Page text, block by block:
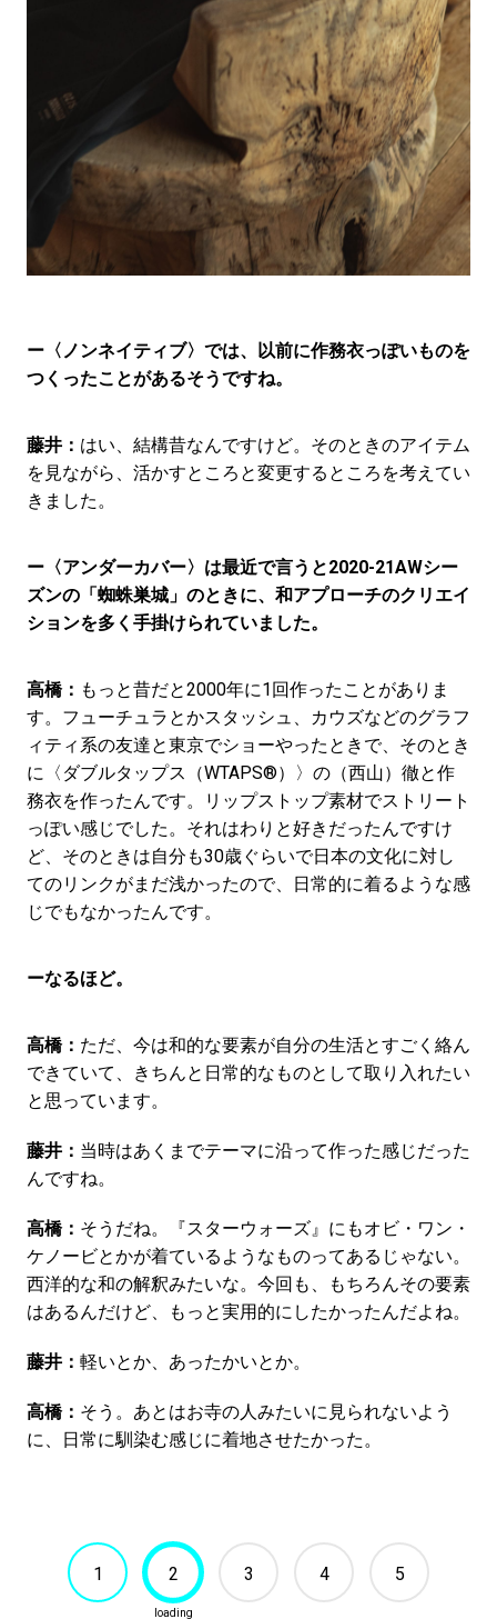
ー〈ノンネイティブ〉では、以前に作務衣っぽいものを
つくったことがあるそうですね。
藤井： はい、結構昔なんですけど。そのときのアイテム
を見ながら、活かすところと変更するところを考えてい
きました。
ー〈アンダーカバー〉は最近で言うと2020-21AWシー
ズンの「蜘蛛巣城」のときに、和アプローチのクリエイ
ションを多く手掛けられていました。
高橋： もっと昔だと2000年に1回作ったことがありま
す。フューチュラとかスタッシュ、カウズなどのグラフ
ィティ系の友達と東京でショーやったときで、そのとき
に〈ダブルタップス（WTAPS®）〉の（西山）徹と作
務衣を作ったんです。リップストップ素材でストリート
っぽい感じでした。それはわりと好きだったんですけ
ど、そのときは自分も30歳ぐらいで日本の文化に対し
てのリンクがまだ浅かったので、日常的に着るような感
じでもなかったんです。
ーなるほど。
高橋： ただ、今は和的な要素が自分の生活とすごく絡ん
できていて、きちんと日常的なものとして取り入れたい
と思っています。
藤井： 当時はあくまでテーマに沿って作った感じだった
んですね。
高橋： そうだね。『スターウォーズ』にもオビ・ワン・
ケノービとかが着ているようなものってあるじゃない。
西洋的な和の解釈みたいな。今回も、もちろんその要素
はあるんだけど、もっと実用的にしたかったんだよね。
藤井： 軽いとか、あったかいとか。
高橋： そう。あとはお寺の人みたいに見られないよう
に、日常に馴染む感じに着地させたかった。
1 2 3 4 5